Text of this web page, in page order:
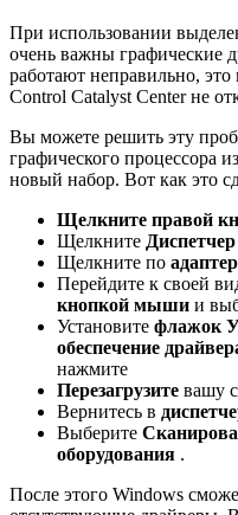
При использовании
очень важны графические
работают неправильно,
Control Catalyst Center не
Вы можете решить эту
графического процессора
новый набор. Вот как это
Щелкните правой
Щелкните
Щелкните по
Перейдите к своей
кнопкой мыши и
Установите флажок
обеспечение
нажмите
Перезагрузите вашу
Вернитесь в
Выберите
оборудования .
После этого Windows